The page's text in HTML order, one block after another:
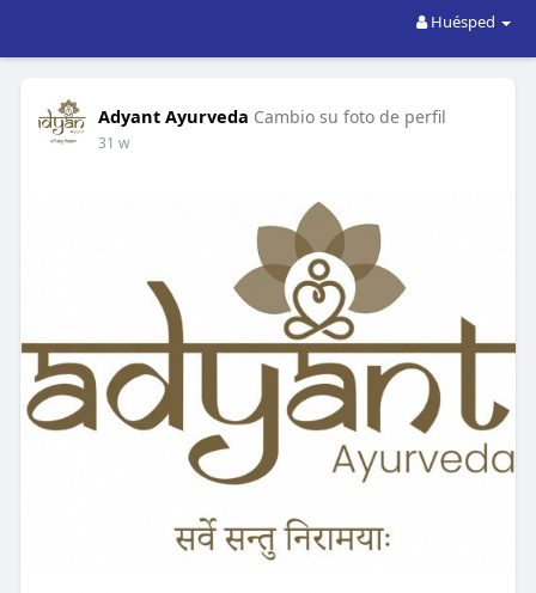
Huésped
Adyant Ayurveda Cambio su foto de perfil
31 w